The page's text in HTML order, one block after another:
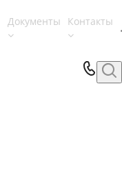
Документы Контакты